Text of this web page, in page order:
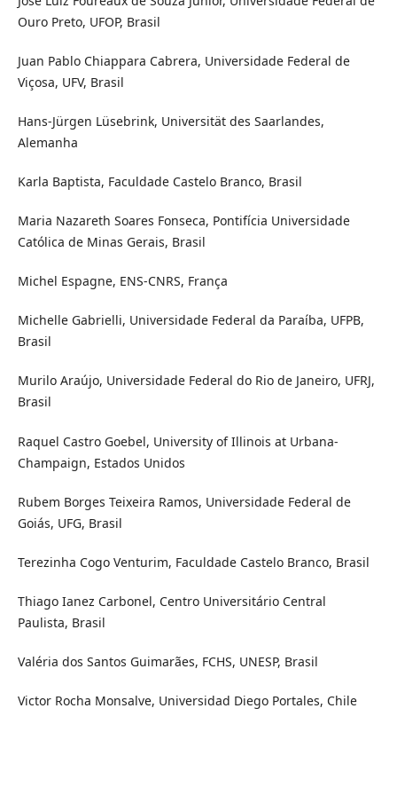
Ouro Preto, UFOP, Brasil
Juan Pablo Chiappara Cabrera, Universidade Federal de
Viçosa, UFV, Brasil
Hans-Jürgen Lüsebrink, Universität des Saarlandes,
Alemanha
Karla Baptista, Faculdade Castelo Branco, Brasil
Maria Nazareth Soares Fonseca, Pontifícia Universidade
Católica de Minas Gerais, Brasil
Michel Espagne, ENS-CNRS, França
Michelle Gabrielli, Universidade Federal da Paraíba, UFPB,
Brasil
Murilo Araújo, Universidade Federal do Rio de Janeiro, UFRJ,
Brasil
Raquel Castro Goebel, University of Illinois at Urbana-
Champaign, Estados Unidos
Rubem Borges Teixeira Ramos, Universidade Federal de
Goiás, UFG, Brasil
Terezinha Cogo Venturim, Faculdade Castelo Branco, Brasil
Thiago Ianez Carbonel, Centro Universitário Central
Paulista, Brasil
Valéria dos Santos Guimarães, FCHS, UNESP, Brasil
Victor Rocha Monsalve, Universidad Diego Portales, Chile